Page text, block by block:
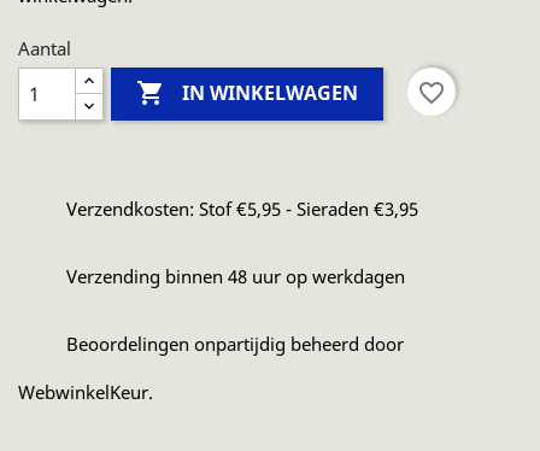
Aantal
 IN WINKELWAGEN favorite_border
Verzendkosten: Stof €5,95 - Sieraden €3,95
Verzending binnen 48 uur op werkdagen
Beoordelingen onpartijdig beheerd door
WebwinkelKeur.